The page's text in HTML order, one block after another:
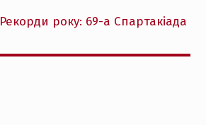
Попередній
запис:
Рекорди року: 69-а Спартакіада